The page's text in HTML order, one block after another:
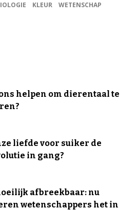
KLEUR WETENSCHAP
helpen om dierentaal te
liefde voor suiker de
in gang?
afbreekbaar: nu
wetenschappers het in